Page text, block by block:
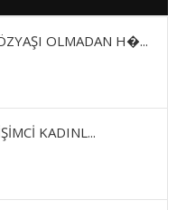
OLMADAN H�...
KADINL...